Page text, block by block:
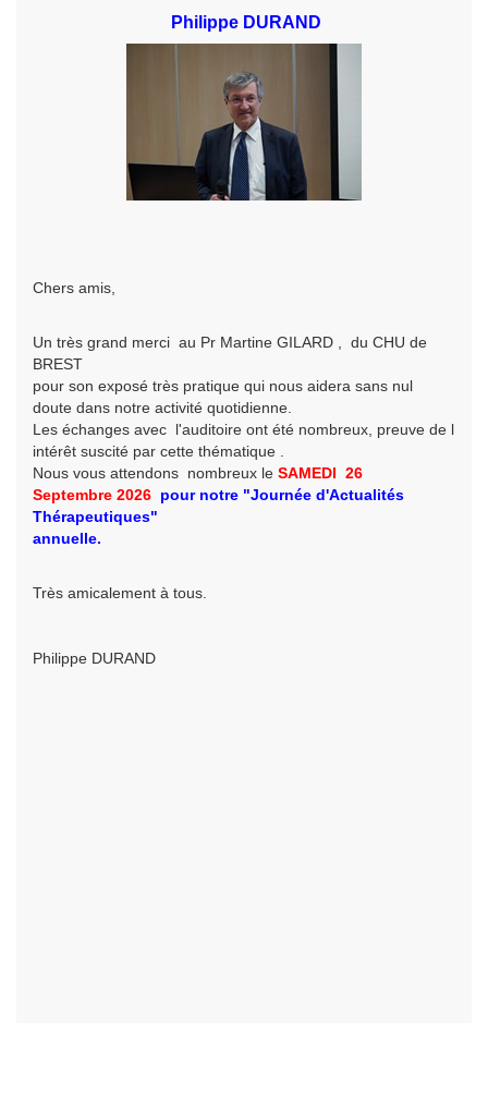
Philippe DURAND
Chers amis,
Un très grand merci au Pr Martine GILARD , du CHU de
BREST
pour son exposé très pratique qui nous aidera sans nul
doute dans notre activité quotidienne.
Les échanges avec l'auditoire ont été nombreux, preuve de l
intérêt suscité par cette thématique .
Nous vous attendons nombreux le SAMEDI 26
Septembre 2026 pour notre "Journée d'Actualités
Thérapeutiques"
annuelle.
Très amicalement à tous.
Philippe DURAND